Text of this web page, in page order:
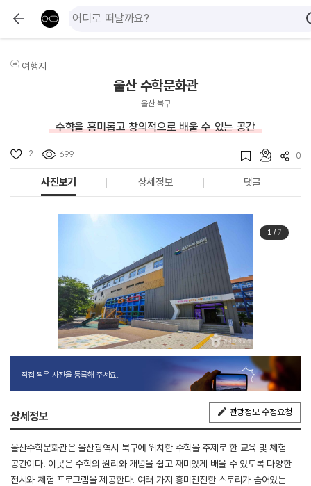
여행지
울산 수학문화관
울산 북구
수학을 흥미롭고 창의적으로 배울 수 있는 공간
2 699 0
사진보기 상세정보 댓글
1/ 7
직접 찍은 사진을 등록해 주세요.
상세정보 관광정보 수정요청
울산수학문화관은 울산광역시 북구에 위치한 수학을 주제로 한 교육 및 체험
공간이다. 이곳은 수학의 원리와 개념을 쉽고 재미있게 배울 수 있도록 다양한
전시와 체험 프로그램을 제공한다. 여러 가지 흥미진진한 스토리가 숨어있는